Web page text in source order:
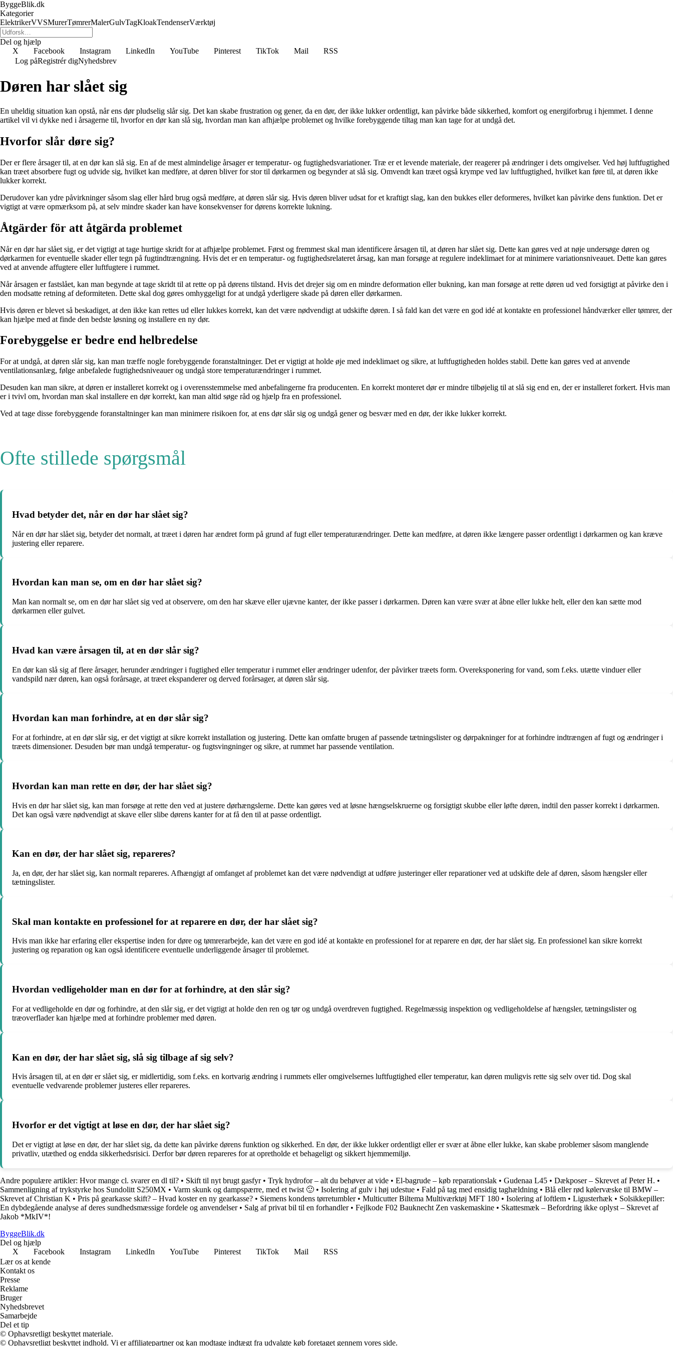
ByggeBlik.dk
Kategorier
ElektrikerVVSMurerTømrerMalerGulvTagKloakTendenserVærktøj
Del og hjælp
X
Facebook Instagram LinkedIn YouTube Pinterest TikTok Mail
RSS
Log påRegistrér digNyhedsbrev
Døren har slået sig
En uheldig situation kan opstå, når ens dør pludselig slår sig. Det kan skabe frustration og gener, da en dør, der ikke lukker ordentligt, kan påvirke både sikkerhed, komfort og energiforbrug i hjemmet. I denne
artikel vil vi dykke ned i årsagerne til, hvorfor en dør kan slå sig, hvordan man kan afhjælpe problemet og hvilke forebyggende tiltag man kan tage for at undgå det.
Hvorfor slår døre sig?
Der er flere årsager til, at en dør kan slå sig. En af de mest almindelige årsager er temperatur- og fugtighedsvariationer. Træ er et levende materiale, der reagerer på ændringer i dets omgivelser. Ved høj luftfugtighed
kan træet absorbere fugt og udvide sig, hvilket kan medføre, at døren bliver for stor til dørkarmen og begynder at slå sig. Omvendt kan træet også krympe ved lav luftfugtighed, hvilket kan føre til, at døren ikke
lukker korrekt.
Derudover kan ydre påvirkninger såsom slag eller hård brug også medføre, at døren slår sig. Hvis døren bliver udsat for et kraftigt slag, kan den bukkes eller deformeres, hvilket kan påvirke dens funktion. Det er
vigtigt at være opmærksom på, at selv mindre skader kan have konsekvenser for dørens korrekte lukning.
Åtgärder för att åtgärda problemet
Når en dør har slået sig, er det vigtigt at tage hurtige skridt for at afhjælpe problemet. Først og fremmest skal man identificere årsagen til, at døren har slået sig. Dette kan gøres ved at nøje undersøge døren og
dørkarmen for eventuelle skader eller tegn på fugtindtrængning. Hvis det er en temperatur- og fugtighedsrelateret årsag, kan man forsøge at regulere indeklimaet for at minimere variationsniveauet. Dette kan gøres
ved at anvende affugtere eller luftfugtere i rummet.
Når årsagen er fastslået, kan man begynde at tage skridt til at rette op på dørens tilstand. Hvis det drejer sig om en mindre deformation eller bukning, kan man forsøge at rette døren ud ved forsigtigt at påvirke den i
den modsatte retning af deformiteten. Dette skal dog gøres omhyggeligt for at undgå yderligere skade på døren eller dørkarmen.
Hvis døren er blevet så beskadiget, at den ikke kan rettes ud eller lukkes korrekt, kan det være nødvendigt at udskifte døren. I så fald kan det være en god idé at kontakte en professionel håndværker eller tømrer, der
kan hjælpe med at finde den bedste løsning og installere en ny dør.
Forebyggelse er bedre end helbredelse
For at undgå, at døren slår sig, kan man træffe nogle forebyggende foranstaltninger. Det er vigtigt at holde øje med indeklimaet og sikre, at luftfugtigheden holdes stabil. Dette kan gøres ved at anvende
ventilationsanlæg, følge anbefalede fugtighedsniveauer og undgå store temperaturændringer i rummet.
Desuden kan man sikre, at døren er installeret korrekt og i overensstemmelse med anbefalingerne fra producenten. En korrekt monteret dør er mindre tilbøjelig til at slå sig end en, der er installeret forkert. Hvis man
er i tvivl om, hvordan man skal installere en dør korrekt, kan man altid søge råd og hjælp fra en professionel.
Ved at tage disse forebyggende foranstaltninger kan man minimere risikoen for, at ens dør slår sig og undgå gener og besvær med en dør, der ikke lukker korrekt.
Ofte stillede spørgsmål
Hvad betyder det, når en dør har slået sig?
Når en dør har slået sig, betyder det normalt, at træet i døren har ændret form på grund af fugt eller temperaturændringer. Dette kan medføre, at døren ikke længere passer ordentligt i dørkarmen og kan kræve
justering eller reparere.
Hvordan kan man se, om en dør har slået sig?
Man kan normalt se, om en dør har slået sig ved at observere, om den har skæve eller ujævne kanter, der ikke passer i dørkarmen. Døren kan være svær at åbne eller lukke helt, eller den kan sætte mod
dørkarmen eller gulvet.
Hvad kan være årsagen til, at en dør slår sig?
En dør kan slå sig af flere årsager, herunder ændringer i fugtighed eller temperatur i rummet eller ændringer udenfor, der påvirker træets form. Overeksponering for vand, som f.eks. utætte vinduer eller
vandspild nær døren, kan også forårsage, at træet ekspanderer og derved forårsager, at døren slår sig.
Hvordan kan man forhindre, at en dør slår sig?
For at forhindre, at en dør slår sig, er det vigtigt at sikre korrekt installation og justering. Dette kan omfatte brugen af ​passende tætningslister​ og dørpakninger for at forhindre indtrængen af fugt og ændringer i
træets dimensioner. Desuden bør man undgå temperatur- og fugtsvingninger og sikre, at rummet har passende ventilation.
Hvordan kan man rette en dør, der har slået sig?
Hvis en dør har slået sig, kan man forsøge at rette den ved at justere dørhængslerne. Dette kan gøres ved at løsne hængselskruerne og forsigtigt skubbe eller løfte døren, indtil den passer korrekt i dørkarmen.
Det kan også være nødvendigt at skave eller slibe dørens kanter for at få den til at passe ordentligt.
Kan en dør, der har slået sig, repareres?
Ja, en dør, der har slået sig, kan normalt repareres. Afhængigt af omfanget af problemet kan det være nødvendigt at udføre justeringer eller reparationer ved at udskifte dele af døren, såsom hængsler eller
tætningslister.
Skal man kontakte en professionel for at reparere en dør, der har slået sig?
Hvis man ikke har erfaring eller ekspertise inden for døre og tømrerarbejde, kan det være en god idé at kontakte en professionel for at reparere en dør, der har slået sig. En professionel kan sikre korrekt
justering og reparation og kan også identificere eventuelle underliggende årsager til problemet.
Hvordan vedligeholder man en dør for at forhindre, at den slår sig?
For at vedligeholde en dør og forhindre, at den slår sig, er det vigtigt at holde den ren og tør og undgå overdreven fugtighed. Regelmæssig inspektion og vedligeholdelse af hængsler, tætningslister og
træoverflader kan hjælpe med at forhindre problemer med døren.
Kan en dør, der har slået sig, slå sig tilbage af sig selv?
Hvis årsagen til, at en dør er slået sig, er midlertidig, som f.eks. en kortvarig ændring i rummets eller omgivelsernes luftfugtighed eller temperatur, kan døren muligvis rette sig selv over tid. Dog skal
eventuelle vedvarende problemer justeres eller repareres.
Hvorfor er det vigtigt at løse en dør, der har slået sig?
Det er vigtigt at løse en dør, der har slået sig, da dette kan påvirke dørens funktion og sikkerhed. En dør, der ikke lukker ordentligt eller er svær at åbne eller lukke, kan skabe problemer såsom manglende
privatliv, utæthed og endda sikkerhedsrisici. Derfor bør døren repareres for at opretholde et behageligt og sikkert hjemmemiljø.
Andre populære artikler: Hvor mange cl. svarer en dl til? • Skift til nyt brugt gasfyr• Tryk hydrofor – alt du behøver at vide • El-bagrude – køb reparationslak • Gudenaa L45 • Dækposer – Skrevet af Peter H. •
Sammenligning af trykstyrke hos Sundolitt S250MX • Varm skunk og dampspærre, med et twist 🙂 • Isolering af gulv i høj udestue • Fald på tag med ensidig taghældning • Blå eller rød kølervæske til BMW –
Skrevet af Christian K • Pris på gearkasse skift? – Hvad koster en ny gearkasse? • Siemens kondens tørretumbler• Multicutter Biltema Multiværktøj MFT 180 • Isolering af loftlem • Ligusterhæk • Solsikkepiller:
En dybdegående analyse af deres sundhedsmæssige fordele og anvendelser• Salg af privat bil til en forhandler• Fejlkode F02 Bauknecht Zen vaskemaskine • Skattesmæk – Befordring ikke oplyst – Skrevet af
Jakob *MkIV*!
ByggeBlik.dk
Del og hjælp
X
Facebook Instagram LinkedIn YouTube Pinterest TikTok Mail
RSS
Lær os at kende
Kontakt os
Presse
Reklame
Bruger
Nyhedsbrevet
Samarbejde
Del et tip
© Ophavsretligt beskyttet materiale.
© Ophavsretligt beskyttet indhold. Vi er affiliatepartner og kan modtage indtægt fra udvalgte køb foretaget gennem vores side.